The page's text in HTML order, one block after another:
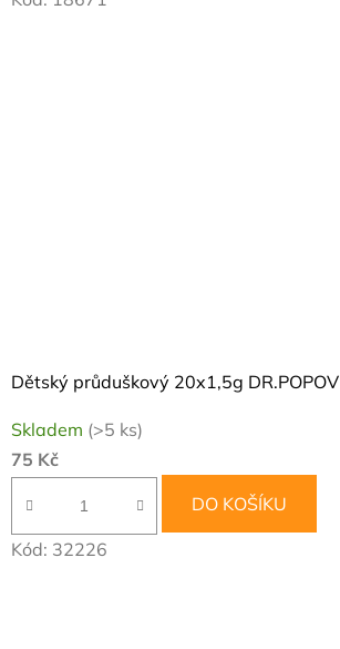
Dětský průduškový 20x1,5g DR.POPOV
Skladem (>5 ks)
75 Kč
DO KOŠÍKU
Kód: 32226